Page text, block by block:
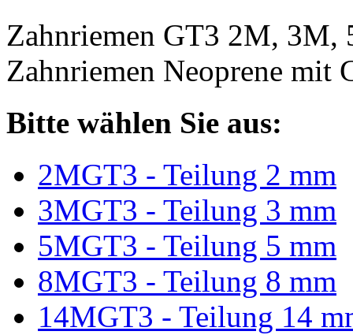
Zahnriemen GT3 2M, 3M,
Zahnriemen Neoprene mit
Bitte wählen Sie aus:
2MGT3 - Teilung 2 mm
3MGT3 - Teilung 3 mm
5MGT3 - Teilung 5 mm
8MGT3 - Teilung 8 mm
14MGT3 - Teilung 14